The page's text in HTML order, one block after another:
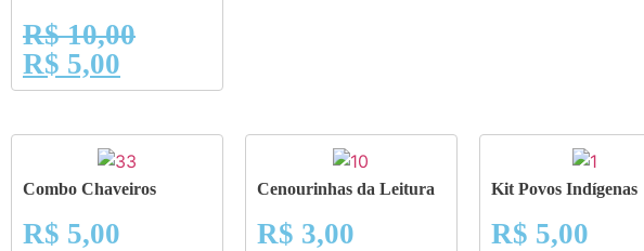
R$10,00
R$ 5,00
Combo Chaveiros
R$ 5,00
Cenourinhas da Leitura
R$ 3,00
Kit Povos Indígenas
R$ 5,00